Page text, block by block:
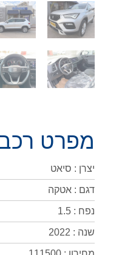
מפרט
יצרן : סיאט
דגם : אטקה
נפח : 1.5
שנה : 2022